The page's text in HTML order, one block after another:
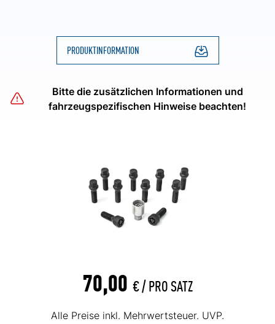
PRODUKTINFORMATION
Bitte die zusätzlichen Informationen und
fahrzeugspezifischen Hinweise beachten!
70,00 € /PRO SATZ
Alle Preise inkl. Mehrwertsteuer. UVP.